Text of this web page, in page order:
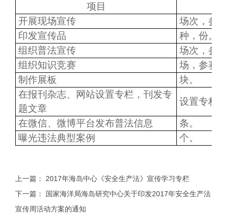
项目
开展现场宣传
场次，参
印发宣传品
种，份。
组织普法宣传
场次，参
组织知识竞赛
场，参赛
制作展板
块。
在报刊杂志、网站设置专栏，刊发专
题文章
设置专栏
在微信、微博平台发布普法信息
条。
曝光违法典型案例
个。
上一篇： 2017年海岛中心《安全生产法》宣传学习专栏
下一篇： 国家海洋局海岛研究中心关于印发2017年安全生产法
宣传周活动方案的通知